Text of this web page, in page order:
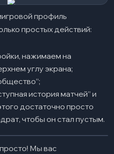
профиль
простых действий:
нажимаем на
углу экрана;
история матчей” и
достаточно просто
чтобы он стал пустым.
Мы вас